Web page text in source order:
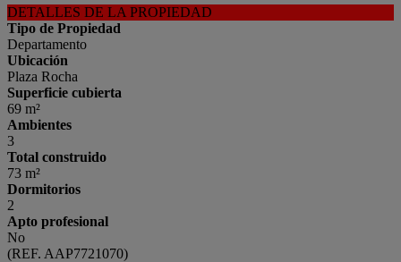
DETALLES DE LA PROPIEDAD
Tipo de Propiedad
Departamento
Ubicación
Plaza Rocha
Superficie cubierta
69 m²
Ambientes
3
Total construido
73 m²
Dormitorios
2
Apto profesional
No
(REF. AAP7721070)